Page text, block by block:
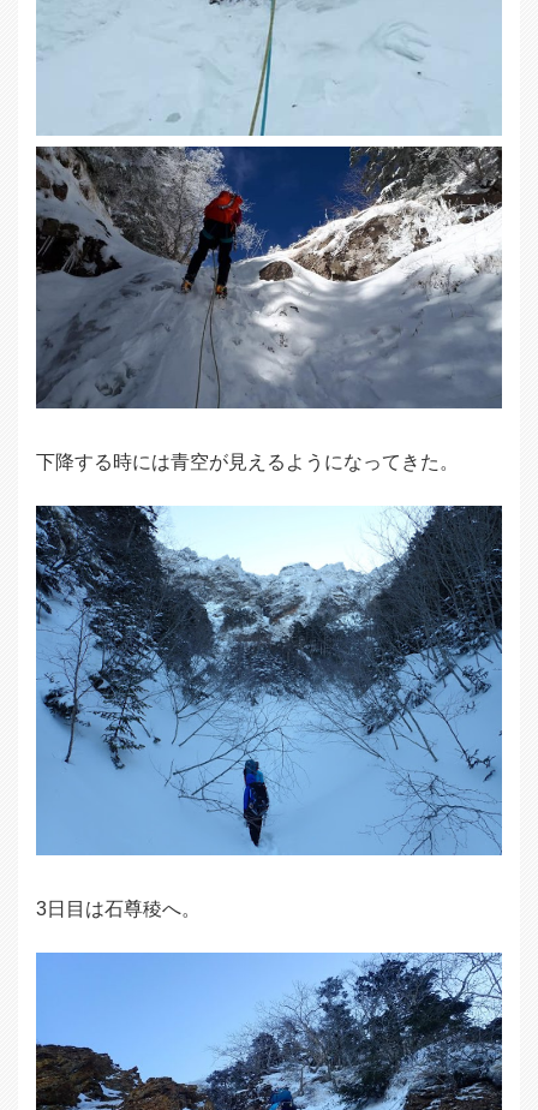
下降する時には青空が見えるようになってきた。
3日目は石尊稜へ。